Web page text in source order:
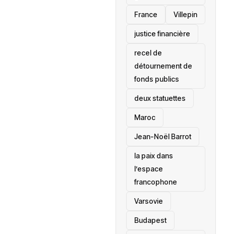
France Villepin
justice financière
recel de
détournement de
fonds publics
deux statuettes
Maroc
Jean-Noël Barrot
la paix dans
l’espace
francophone
‎Varsovie
Budapest